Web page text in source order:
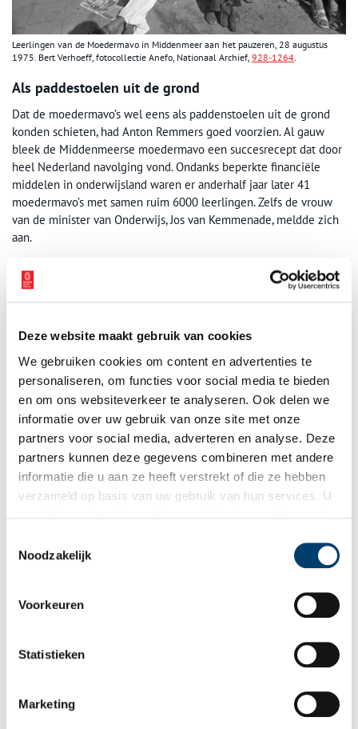
Deze website maakt gebruik van cookies
We gebruiken cookies om content en advertenties te
personaliseren, om functies voor social media te bieden
en om ons websiteverkeer te analyseren. Ook delen we
informatie over uw gebruik van onze site met onze
partners voor social media, adverteren en analyse. Deze
partners kunnen deze gegevens combineren met andere
informatie die u aan ze heeft verstrekt of die ze hebben
verzameld op basis van uw gebruik van hun services. U
Noodzakelijk
Voorkeuren
Statistieken
Marketing
Leerlingen van de Moedermavo in Middenmeer aan het pauzeren, 28 augustus
1975. Bert Verhoeff, fotocollectie Anefo, Nationaal Archief, 928-1264
Als paddestoelen uit de grond
Dat de moedermavo’s wel eens als paddenstoelen uit de grond
konden schieten, had Anton Remmers goed voorzien. Al gauw
bleek de Middenmeerse moedermavo een succesrecept dat door
heel Nederland navolging vond. Ondanks beperkte financiële
middelen in onderwijsland waren er anderhalf jaar later 41
moedermavo’s met samen ruim 6000 leerlingen. Zelfs de vrouw
van de minister van Onderwijs, Jos van Kemmenade, meldde zich
aan.
De vrouwen hadden verschillende redenen om opnieuw in de
schoolbanken te stappen. Sommigen deden dit puur voor hun
eigen ontwikkeling. Zij wilden correct Nederlands leren schrijven,
wilden hun man helpen in de boekhouding – het vak ‘Handel’ was
bijzonder populair – of volgden vakken waar hun schoolgaande
kinderen moeite mee hadden. Toen bleek dat veel vrouwen na de
mavo graag nog verder wilden doorleren, ontstonden er al binnen
een paar jaar ook havo en vwo-opleidingen. Zo kon een enkeling
die voor de moedermavo slaagde, zelfs naar de universiteit.
Diplomauitreiking moedermavo, 27 juni 1979. Noord-Hollands Archief, collectie
Fotopersbureau De Boer,